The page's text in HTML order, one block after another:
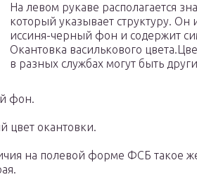
На левом рукаве располагается
который указывает структуру.
иссиня-черный фон и содержит
Окантовка василькового
в разных службах могут быть
фон.
цвет окантовки.
на полевой форме ФСБ такое